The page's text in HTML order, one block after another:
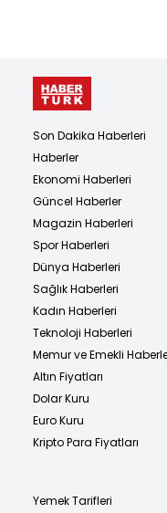
Son Dakika Haberleri
Haberler
Ekonomi Haberleri
Güncel Haberler
Magazin Haberleri
Spor Haberleri
Dünya Haberleri
Sağlık Haberleri
Kadın Haberleri
Teknoloji Haberleri
Memur ve Emekli
Altın Fiyatları
Dolar Kuru
Euro Kuru
Kripto Para Fiyatları
Yemek Tarifleri